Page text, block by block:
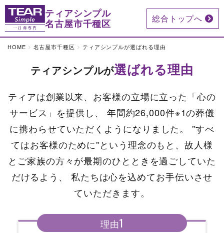
ティアシンプル
名古屋市千種区
総合トップへ
HOME 名古屋市千種区 ティアシンプルが選ばれる理由
ティアシンプルが選ばれる理由
ティアは創業以来、お客様の立場に立った「心の
サービス」を提供し、
年間約26,000件※1の葬儀
に携わらせていただくようになりました。
"すべ
てはお客様のために"という理念のもと、故人様
とご家族の方々が最期のひとときを過ごしていた
だけるよう、
私たちは心を込めてお手伝いさせ
ていただきます。
理由1